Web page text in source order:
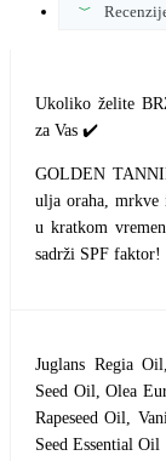
Ukoliko želite
za Vas ✔️
GOLDEN
ulja oraha, mrkve
u kratkom
sadrži SPF faktor!
Juglans Regia
Seed Oil, Olea
Rapeseed Oil,
Seed Essential Oil